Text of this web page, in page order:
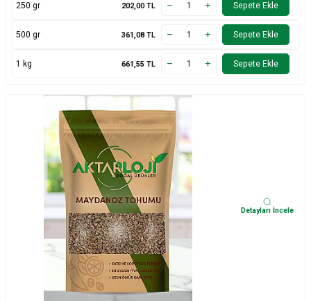
250 gr 202,00TL Sepete Ekle
500 gr 361,08TL Sepete Ekle
1 kg 661,55 TL Sepete Ekle
Detayları İncele